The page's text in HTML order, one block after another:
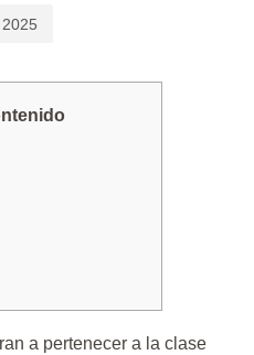
a pertenecer a la clase